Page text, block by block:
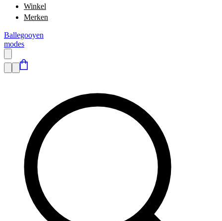
Winkel
Merken
Ballegooyen
modes